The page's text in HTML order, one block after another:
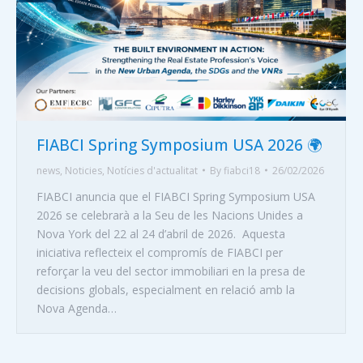
FIABCI Spring Symposium USA 2026 🌍
news, Noticies, Notícies d'actualitat By fiabci18 26/02/2026
FIABCI anuncia que el FIABCI Spring Symposium USA
2026 se celebrarà a la Seu de les Nacions Unides a
Nova York del 22 al 24 d’abril de 2026. Aquesta
iniciativa reflecteix el compromís de FIABCI per
reforçar la veu del sector immobiliari en la presa de
decisions globals, especialment en relació amb la
Nova Agenda…